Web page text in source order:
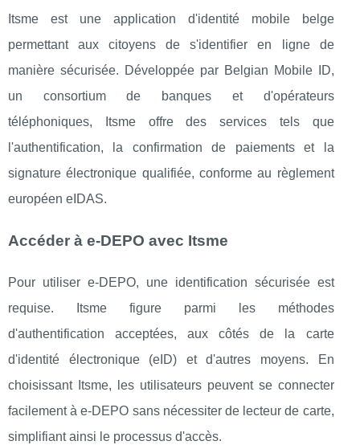
Itsme est une application d'identité mobile belge
permettant aux citoyens de s'identifier en ligne de
manière sécurisée. Développée par Belgian Mobile ID,
un consortium de banques et d'opérateurs
téléphoniques, Itsme offre des services tels que
l'authentification, la confirmation de paiements et la
signature électronique qualifiée, conforme au règlement
européen eIDAS. ​
Accéder à e-DEPO avec Itsme
Pour utiliser e-DEPO, une identification sécurisée est
requise. Itsme figure parmi les méthodes
d'authentification acceptées, aux côtés de la carte
d'identité électronique (eID) et d'autres moyens. En
choisissant Itsme, les utilisateurs peuvent se connecter
facilement à e-DEPO sans nécessiter de lecteur de carte,
simplifiant ainsi le processus d'accès. ​